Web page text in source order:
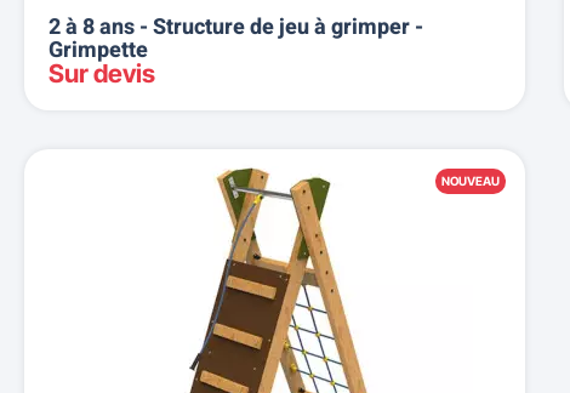
2 à 8 ans - Structure de jeu à grimper -
Grimpette
Sur devis
NOUVEAU